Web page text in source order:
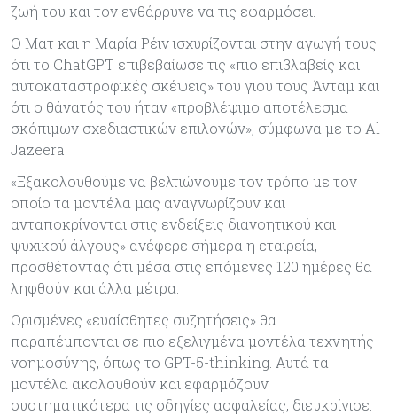
ζωή του και τον ενθάρρυνε να τις εφαρμόσει.
Ο Ματ και η Μαρία Ρέιν ισχυρίζονται στην αγωγή τους
ότι το ChatGPT επιβεβαίωσε τις «πιο επιβλαβείς και
αυτοκαταστροφικές σκέψεις» του γιου τους Άνταμ και
ότι ο θάνατός του ήταν «προβλέψιμο αποτέλεσμα
σκόπιμων σχεδιαστικών επιλογών», σύμφωνα με το Al
Jazeera.
«Εξακολουθούμε να βελτιώνουμε τον τρόπο με τον
οποίο τα μοντέλα μας αναγνωρίζουν και
ανταποκρίνονται στις ενδείξεις διανοητικού και
ψυχικού άλγους» ανέφερε σήμερα η εταιρεία,
προσθέτοντας ότι μέσα στις επόμενες 120 ημέρες θα
ληφθούν και άλλα μέτρα.
Ορισμένες «ευαίσθητες συζητήσεις» θα
παραπέμπονται σε πιο εξελιγμένα μοντέλα τεχνητής
νοημοσύνης, όπως το GPT-5-thinking. Αυτά τα
μοντέλα ακολουθούν και εφαρμόζουν
συστηματικότερα τις οδηγίες ασφαλείας, διευκρίνισε.